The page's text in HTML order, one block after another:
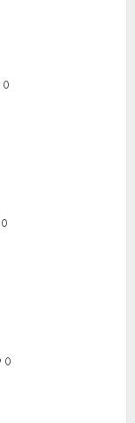
0
0
0